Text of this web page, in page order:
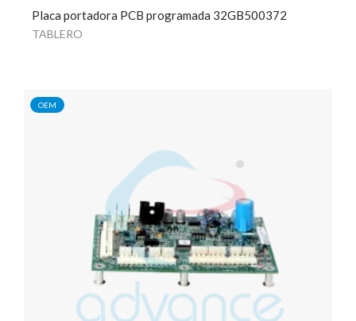
Placa portadora PCB programada 32GB500372
TABLERO
OEM